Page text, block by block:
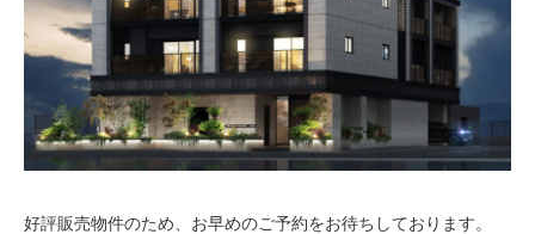
好評販売物件のため、お早めのご予約をお待ちしております。